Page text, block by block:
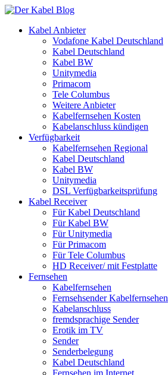
Kabel Anbieter
Vodafone Kabel Deutschland
Kabel Deutschland
Kabel BW
Unitymedia
Primacom
Tele Columbus
Weitere Anbieter
Kabelfernsehen Kosten
Kabelanschluss kündigen
Verfügbarkeit
Kabelfernsehen Regional
Kabel Deutschland
Kabel BW
Unitymedia
DSL Verfügbarkeitsprüfung
Kabel Receiver
Für Kabel Deutschland
Für Kabel BW
Für Unitymedia
Für Primacom
Für Tele Columbus
HD Receiver/ mit Festplatte
Fernsehen
Kabelfernsehen
Fernsehsender Kabelfernsehen
Kabelanschluss
fremdsprachige Sender
Erotik im TV
Sender
Senderbelegung
Kabel Deutschland
Fernsehen im Internet